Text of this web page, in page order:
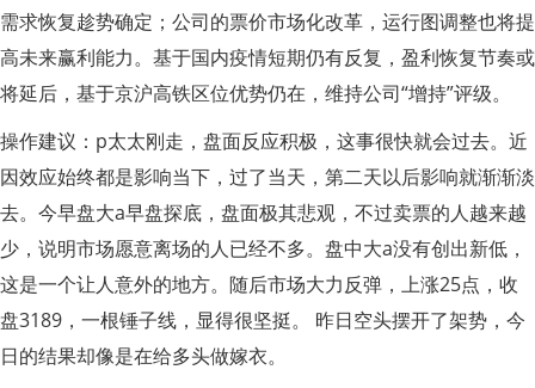
需求恢复趁势确定；公司的票价市场化改革，运行图调整也将提
高未来赢利能力。基于国内疫情短期仍有反复，盈利恢复节奏或
将延后，基于京沪高铁区位优势仍在，维持公司“增持”评级。
操作建议：p太太刚走，盘面反应积极，这事很快就会过去。近
因效应始终都是影响当下，过了当天，第二天以后影响就渐渐淡
去。今早盘大a早盘探底，盘面极其悲观，不过卖票的人越来越
少，说明市场愿意离场的人已经不多。盘中大a没有创出新低，
这是一个让人意外的地方。随后市场大力反弹，上涨25点，收
盘3189，一根锤子线，显得很坚挺。 昨日空头摆开了架势，今
日的结果却像是在给多头做嫁衣。